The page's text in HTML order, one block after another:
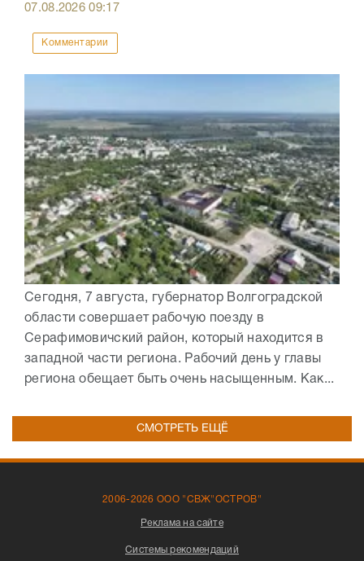
07.08.202609:17
Комментарии
Сегодня, 7 августа, губернатор Волгоградской
области совершает рабочую поезду в
Серафимовичский район, который находится в
западной части региона. Рабочий день у главы
региона обещает быть очень насыщенным. Как...
СМОТРЕТЬ ЕЩЁ
2006-2026 ООО "СВЖ"ОСТРОВ"
Реклама на сайте
Системы рекомендаций